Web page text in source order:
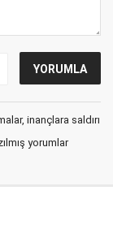
inançlara saldırı
yorumlar